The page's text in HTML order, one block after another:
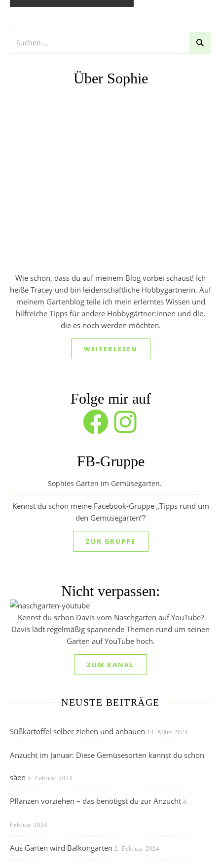
Über Sophie
Wie schön, dass du auf meinem Blog vorbei schaust! Ich
heiße Tracey und bin leidenschaftliche Hobbygärtnerin. Auf
meinem Gartenblog teile ich mein erlerntes Wissen und
hilfreiche Tipps für andere Hobbygärtner:innen und die,
die es noch werden möchten.
WEITERLESEN
Folge mir auf
Facebook Instagram
FB-Gruppe
Sophies Garten im Gemüsegarten.
Kennst du schon meine Facebook-Gruppe „Tipps rund um
den Gemüsegarten“?
ZUR GRUPPE
Nicht verpassen:
Kennst du schon Davis vom Naschgarten auf YouTube?
Davis lädt regelmäßig spannende Themen rund um seinen
Garten auf YouTube hoch.
ZUM KANAL
NEUSTE BEITRÄGE
Süßkartoffel selber ziehen und anbauen 14. März 2024
Anzucht im Januar: Diese Gemüsesorten kannst du schon
säen 5. Februar 2024
Pflanzen vorziehen – das benötigst du zur Anzucht 4.
Februar 2024
Aus Garten wird Balkongarten 2. Februar 2024